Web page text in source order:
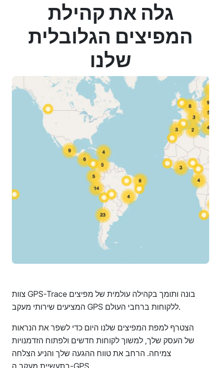
גלה את קהילת
המפיצים הגלובלית
שלנו
צוות GPS-Trace בונה ותומך בקהילה עולמית של מפיצים
המציעים שירותי מעקב GPS ללקוחות ברחבי העולם.
הצטרף למפת המפיצים שלנו היום כדי לשפר את הנראות
של העסק שלך, למשוך לקוחות חדשים ולפתוח הזדמנויות
צמיחה. הרחב את טווח ההגעה שלך והניע הצלחה
בתעשיית מעקב ה-GPS.